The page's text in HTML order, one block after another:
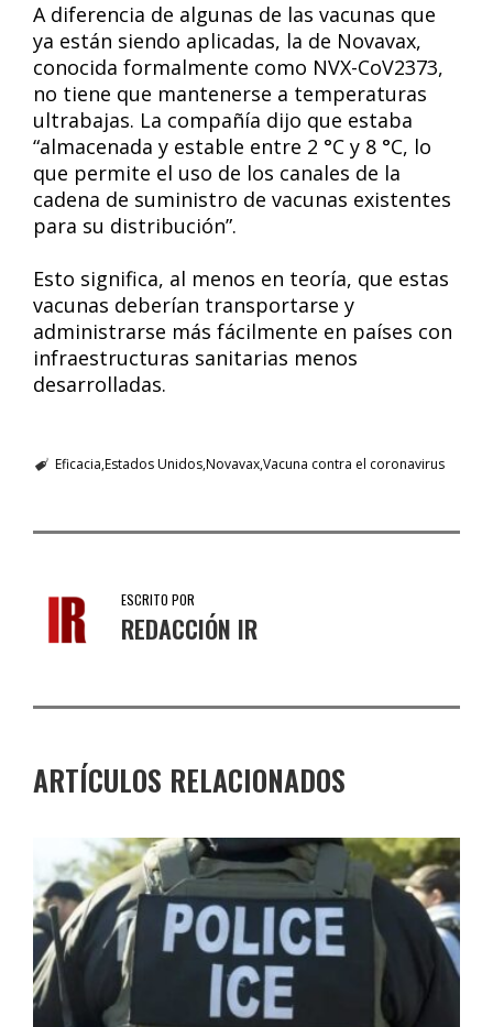
A diferencia de algunas de las vacunas que
ya están siendo aplicadas, la de Novavax,
conocida formalmente como NVX-CoV2373,
no tiene que mantenerse a temperaturas
ultrabajas. La compañía dijo que estaba
“almacenada y estable entre 2 °C y 8 °C, lo
que permite el uso de los canales de la
cadena de suministro de vacunas existentes
para su distribución”.
Esto significa, al menos en teoría, que estas
vacunas deberían transportarse y
administrarse más fácilmente en países con
infraestructuras sanitarias menos
desarrolladas.
Eficacia Estados UnidosNovavaxVacuna contra el coronavirus
ESCRITO POR
REDACCIÓN IR
ARTÍCULOS RELACIONADOS